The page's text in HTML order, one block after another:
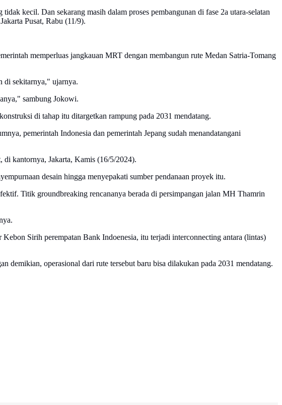
kecil. Dan sekarang masih dalam proses pembangunan di fase 2a utara-selatan
Pusat, Rabu (11/9).
memperluas jangkauan MRT dengan membangun rute Medan Satria-Tomang
di sekitarnya," ujarnya.
sambung Jokowi.
di tahap itu ditargetkan rampung pada 2031 mendatang.
pemerintah Indonesia dan pemerintah Jepang sudah menandatangani
kantornya, Jakarta, Kamis (16/5/2024).
desain hingga menyepakati sumber pendanaan proyek itu.
Titik groundbreaking rencananya berada di persimpangan jalan MH Thamrin
Sirih perempatan Bank Indoenesia, itu terjadi interconnecting antara (lintas)
demikian, operasional dari rute tersebut baru bisa dilakukan pada 2031 mendatang.